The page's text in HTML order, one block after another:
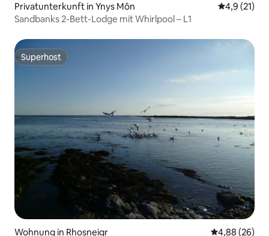
Privatunterkunft in Ynys Môn
4,9 (21)
Sandbanks 2-Bett-Lodge mit Whirlpool – L1
Superhost
Superhost
Wohnung in Rhosneigr
4,88 (26)